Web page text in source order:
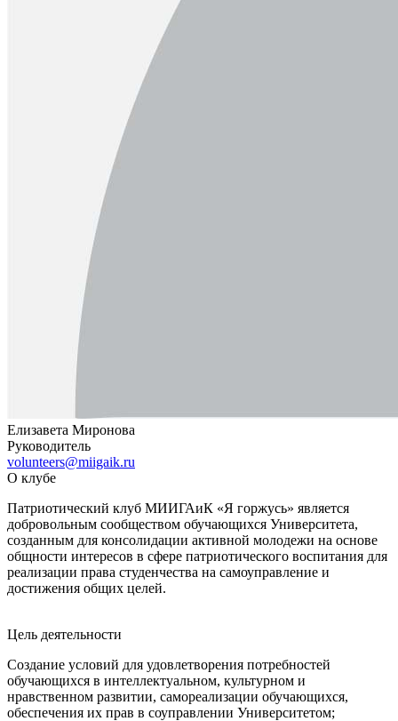
Елизавета Миронова
Руководитель
volunteers@miigaik.ru
О клубе
Патриотический клуб МИИГАиК «Я горжусь» является
добровольным сообществом обучающихся Университета,
созданным для консолидации активной молодежи на основе
общности интересов в сфере патриотического воспитания для
реализации права студенчества на самоуправление и
достижения общих целей.
Цель деятельности
Создание условий для удовлетворения потребностей
обучающихся в интеллектуальном, культурном и
нравственном развитии, самореализации обучающихся,
обеспечения их прав в соуправлении Университетом;